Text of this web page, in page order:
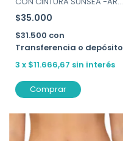
223
$35.000
$31.500 con
Transferencia o depósito
3 x $11.666,67 sin interés
Comprar